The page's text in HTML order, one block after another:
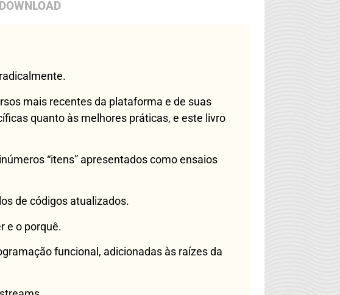
DOWNLOAD
mais recentes da plataforma e de suas
quanto às melhores práticas, e este livro
“itens” apresentados como ensaios
de códigos atualizados.
e o porquê.
funcional, adicionadas às raízes da